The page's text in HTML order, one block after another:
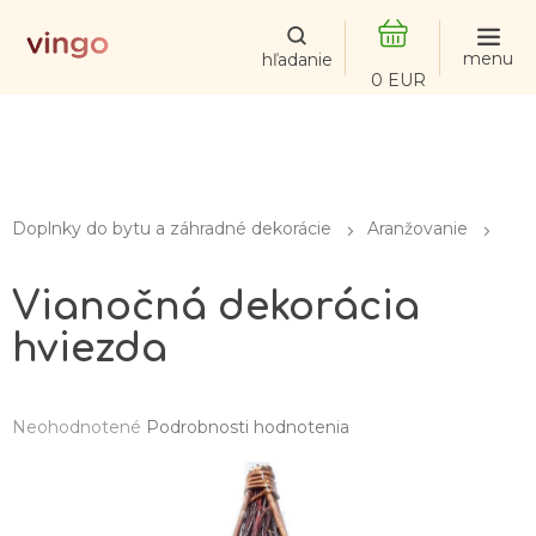
obsah
NÁKUPNÝ
KOŠÍK
Doplnky do bytu a záhradné dekorácie Aranžovanie
Vianočná dekorácia
hviezda
Priemerné
Neohodnotené Podrobnosti hodnotenia